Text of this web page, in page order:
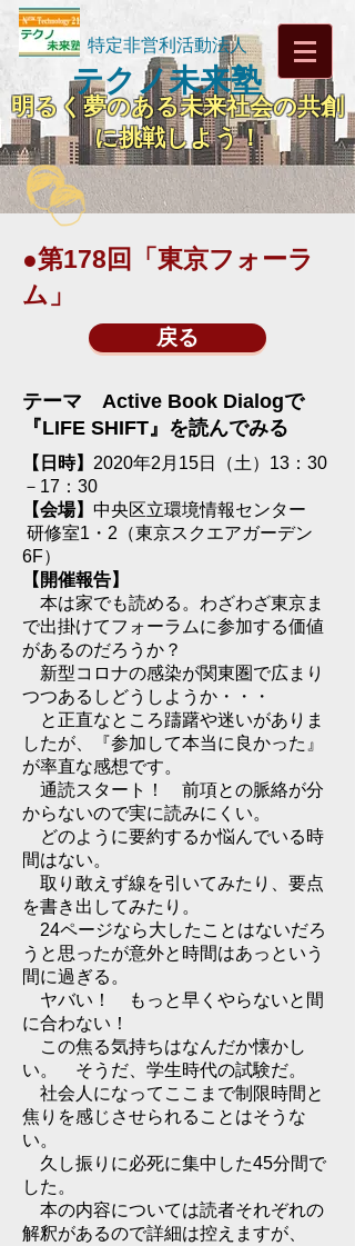
特定非営利活動法人
テクノ未来塾
明るく夢のある未来社会の共創
に挑戦しよう！
●第178回「東京フォーラ
ム」
戻る
テーマ Active Book Dialogで
『LIFE SHIFT』を読んでみる
【日時】 2020年2月15日（土）13：30
－17：30
【会場】 中央区立環境情報センター
研修室1・2（東京スクエアガーデン
6F）
【開催報告】
​ 本は家でも読める。わざわざ東京ま
で出掛けてフォーラムに参加する価値
があるのだろうか？
新型コロナの感染が関東圏で広まり
つつあるしどうしようか・・・
と正直なところ躊躇や迷いがありま
したが、『参加して本当に良かった』
が率直な感想です。
通読スタート！ 前項との脈絡が分
からないので実に読みにくい。
どのように要約するか悩んでいる時
間はない。
取り敢えず線を引いてみたり、要点
を書き出してみたり。
24ページなら大したことはないだろ
うと思ったが意外と時間はあっという
間に過ぎる。
ヤバい！ もっと早くやらないと間
に合わない！
この焦る気持ちはなんだか懐かし
い。
そうだ、学生時代の試験だ。
社会人になってここまで制限時間と
焦りを感じさせられることはそうな
い。
久し振りに必死に集中した45分間で
した。
本の内容については読者それぞれの
解釈があるので詳細は控えますが、